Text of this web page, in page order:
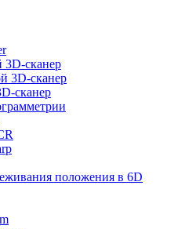
сканер
3D-сканер
сканер
положения в 6D